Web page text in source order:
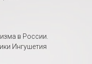
в России.
Ингушетия